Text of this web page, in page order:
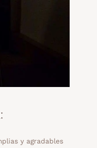
y agradables